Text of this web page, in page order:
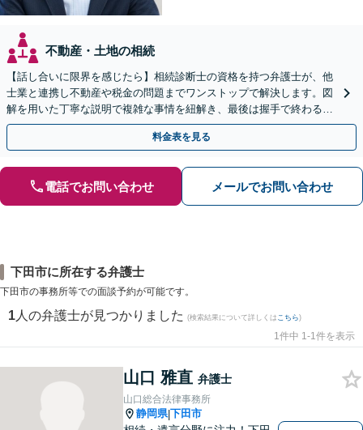
不動産・土地の相続
【話し合いに限界を感じたら】相続診断士の資格を持つ弁護士が、他
士業と連携し不動産や税金の問題までワンストップで解決します。図
解を用いた丁寧な説明で複雑な事情を紐解き、最後は握手で終わる円
満な解決へ導きます。【東海エリア・神奈川県対応】
料金表を見る
電話でお問い合わせ メールでお問い合わせ
下田市に所在する弁護士
下田市の事務所等での面談予約が可能です。
1 人の弁護士が見つかりました (検索結果について詳しくは こちら)
1件中 1-1件を表示
山口 雅直 弁護士
山口総合法律事務所
静岡県|下田市